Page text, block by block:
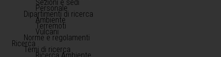
Sezioni e sedi
Personale
Dipartimenti di ricerca
Ambiente
Terremoti
Vulcani
Norme e regolamenti
Ricerca
Temi di ricerca
Ricerca Ambiente